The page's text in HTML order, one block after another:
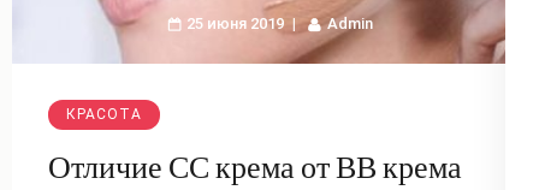
25 июня 2019 Admin
КРАСОТА
Отличие СС крема от ВВ крема